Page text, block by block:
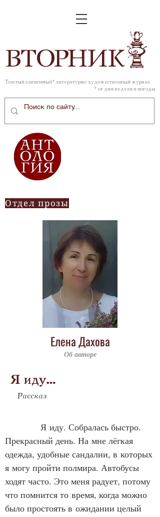
ВТОРНИК
Толстый зависимый* литературно-художественный журнал
* от дня недели и погоды
Отдел прозы
Елена Дахова
Об авторе
Я иду…
Рассказ
Я иду. Собралась быстро.
Прекрасный день. На мне лёгкая
одежда, удобные сандалии, в которых
я могу пройти полмира. Автобусы
ходят часто. Это меня радует, потому
что помнится то время, когда можно
было простоять в ожидании целый